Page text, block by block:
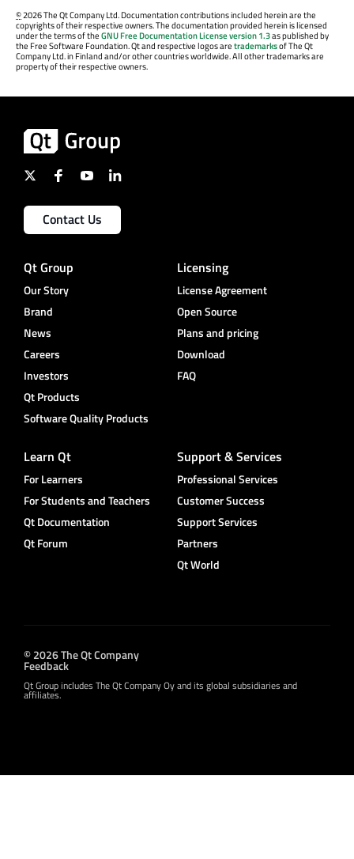
©2026 The Qt Company Ltd. Documentation contributions included herein are the
copyrights of their respective owners. The documentation provided herein is licensed
under the terms of theGNU Free Documentation License version 1.3as published by
the Free Software Foundation. Qt and respective logos aretrademarksof The Qt
Company Ltd. in Finland and/or other countries worldwide. All other trademarks are
property of their respective owners.
Contact Us
Qt Group
Our Story
Brand
News
Careers
Investors
Qt Products
Software Quality Products
Licensing
License Agreement
Open Source
Plans and pricing
Download
FAQ
Learn Qt
For Learners
For Students and Teachers
Qt Documentation
Qt Forum
Support & Services
Professional Services
Customer Success
Support Services
Partners
Qt World
© 2026 The Qt Company
Feedback
Qt Group includes The Qt Company Oy and its global subsidiaries and
affiliates.